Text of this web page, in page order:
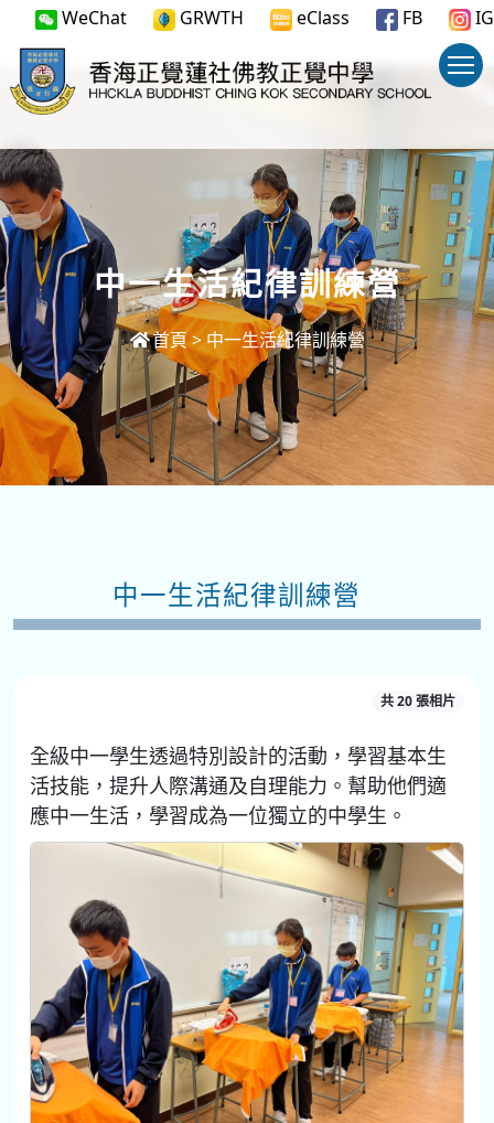
WeChat GRWTH eClass FB IG
中一生活紀律訓練營
首頁>中一生活紀律訓練營
中一生活紀律訓練營
共 20 張相片
全級中一學生透過特別設計的活動，學習基本生
活技能，提升人際溝通及自理能力。幫助他們適
應中一生活，學習成為一位獨立的中學生。